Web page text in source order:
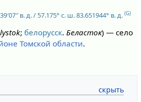
в. д./ 57.175° с. ш.83.651944° в. д. (G)
; белорусск. Беласток) — село
Томской области.